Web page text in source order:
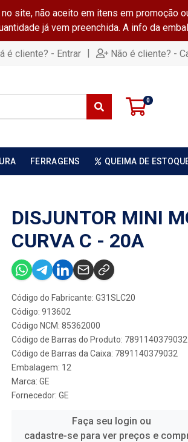
site, não aceito em itens em promoção
já vem preenchida. A info da
é cliente? - Entrar | Não é cliente? -
0
FERRAGENS QUEIMA DE
DISJUNTOR MINI
CURVA C - 20A
Código do Fabricante: G31SLC20
Código: 913602
Código NCM: 85362000
Código de Barras do Produto: 7891140379032
Código de Barras da Caixa: 7891140379032
Embalagem: 12
Marca: GE
Fornecedor: GE
Faça seu login ou
cadastre-se para ver preços e